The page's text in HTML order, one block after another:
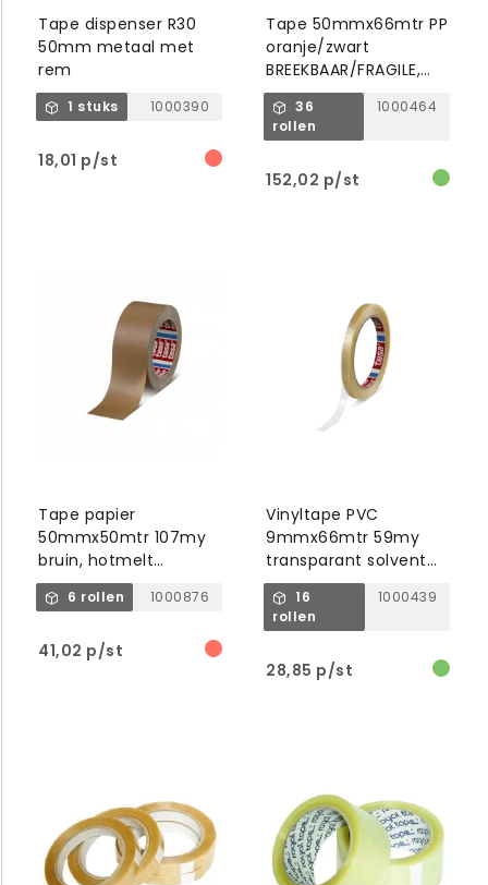
Tape dispenser R30
50mm metaal met
rem
1 stuks 1000390
18,01 p/st
Tape 50mmx66mtr PP
oranje/zwart
BREEKBAAR/FRAGILE,
low noise
36
rollen
1000464
152,02 p/st
Tape papier
50mmx50mtr 107my
bruin, hotmelt
belijming, tesa 4313
6 rollen 1000876
41,02 p/st
Vinyltape PVC
9mmx66mtr 59my
transparant solvent
belijming, tesa 4204
16
rollen
1000439
28,85 p/st